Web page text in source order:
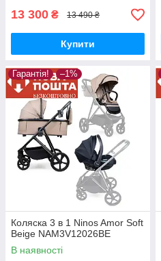
13 300 ₴ 13 490 ₴
Купити
Гарантія! –1%
Коляска 3 в 1 Ninos Amor Soft
Beige NAM3V12026BE
В наявності